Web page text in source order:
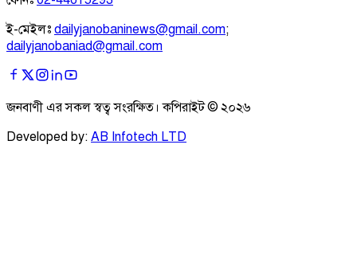
ই-মেইলঃ dailyjanobaninews@gmail.com;
dailyjanobaniad@gmail.com
জনবাণী এর সকল স্বত্ব সংরক্ষিত। কপিরাইট © ২০২৬
Developed by: AB Infotech LTD